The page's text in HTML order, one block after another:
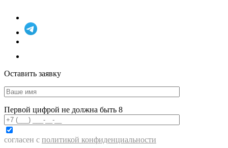
Оставить заявку
Первой цифрой не должна быть 8
согласен с политикой конфиденциальности